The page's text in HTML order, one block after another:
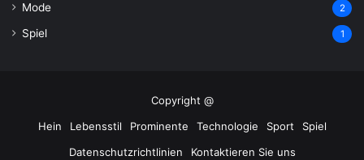
Mode 2
Spiel 1
Copyright @
Hein
Lebensstil Prominente Technologie Sport
Spiel
Datenschutzrichtlinien
Kontaktieren Sie uns